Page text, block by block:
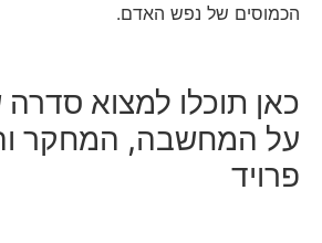
הכמוסים של נפש האדם.
כאן תוכלו למצוא
על המחשבה, המחקר
פרויד